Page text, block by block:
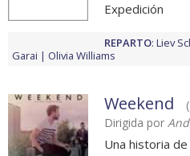
Expedición
REPARTO: Liev
Garai
Olivia Williams
Weekend
Dirigida por
Una historia